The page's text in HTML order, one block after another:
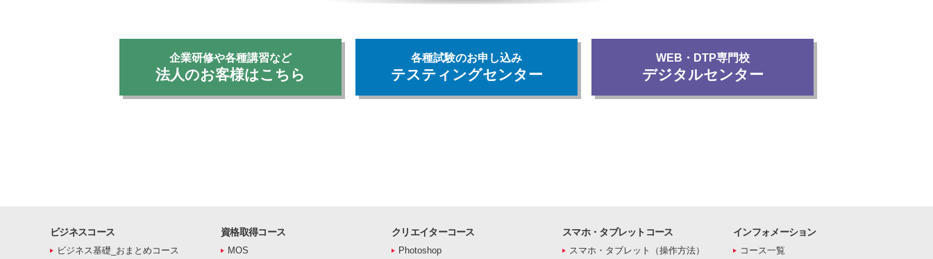
企業研修や各種講習など
法人のお客様はこちら
各種試験のお申し込み
テスティングセンター
WEB・DTP専門校
デジタルセンター
ビジネスコース
ビジネス基礎_おまとめコース
資格取得コース
MOS
クリエイターコース
Photoshop
スマホ・タブレットコース
スマホ・タブレット（操作方法）
インフォメーション
コース一覧